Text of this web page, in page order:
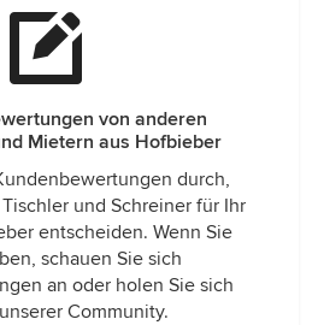
von anderen
Mietern aus Hofbieber
durch,
und Schreiner für Ihr
entscheiden. Wenn Sie
schauen Sie sich
an oder holen Sie sich
Community.